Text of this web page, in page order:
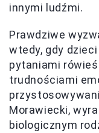
innymi ludźmi.
Prawdziwe
wtedy, gdy
pytaniami
trudnościami
Morawiecki,
biologicznym